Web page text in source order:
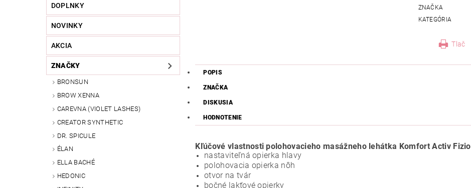
DOPLNKY
NOVINKY
AKCIA
ZNAČKY
BRONSUN
BROW XENNA
CAREVNA (VIOLET LASHES)
CREATOR SYNTHETIC
DR. SPICULE
ÉLAN
ELLA BACHÉ
HEDONIC
ZNAČKA
KATEGÓRIA
Tlač
POPIS
ZNAČKA
DISKUSIA
HODNOTENIE
Kľúčové vlastnosti polohovacieho masážneho lehátka Komfort Activ Fizio
nastaviteľná opierka hlavy
polohovacia opierka nôh
otvor na tvár
bočné lakťové opierky